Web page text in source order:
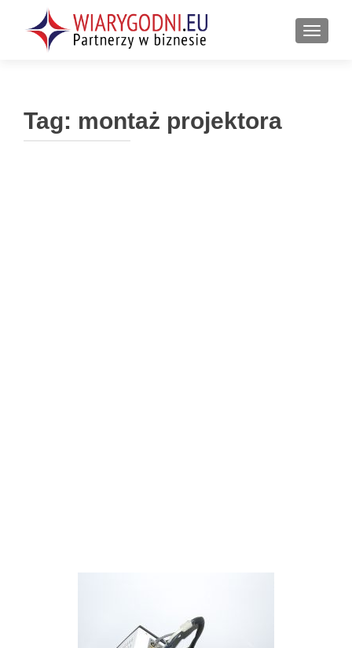
Tag: montaż projektora